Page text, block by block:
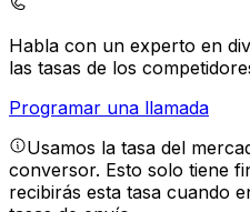
Habla con un experto en
las tasas de los
Programar una llamada
Usamos la tasa del
conversor. Esto solo tiene
recibirás esta tasa cuando